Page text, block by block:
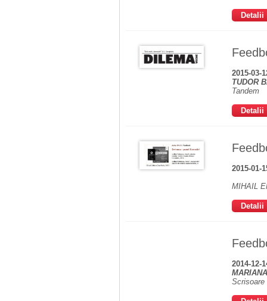
Detalii
2015-03-
TUDOR
Tandem
Detalii
2015-01-
MIHAIL
Detalii
2014-12-